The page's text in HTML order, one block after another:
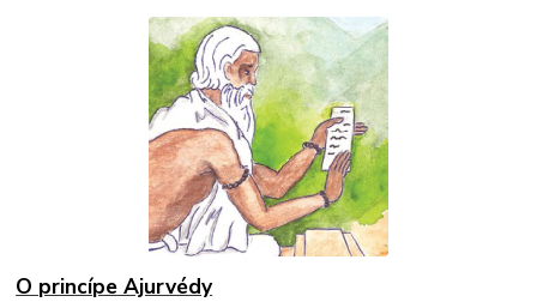
O princípe Ajurvédy